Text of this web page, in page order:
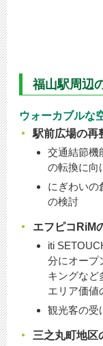
福山駅周辺
ウォーカブルな
駅前広場の再
交通結節機
の転換に向
にぎわいの
の検討
エフピコRiM
iti
分にオープ
キングなど
エリア価値
観光客の受
三之丸町地区